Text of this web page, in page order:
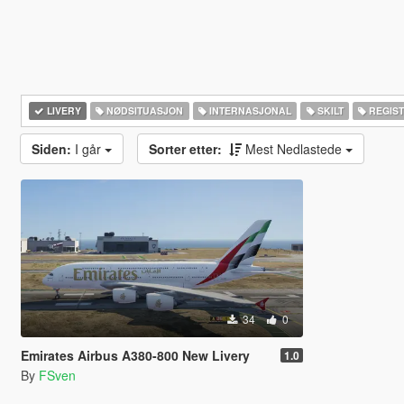
LIVERY NØDSITUASJON INTERNASJONAL SKILT
Siden: I går Sorter etter: Mest Nedlastede
34 0
Emirates Airbus A380-800 New Livery 1.0
By FSven